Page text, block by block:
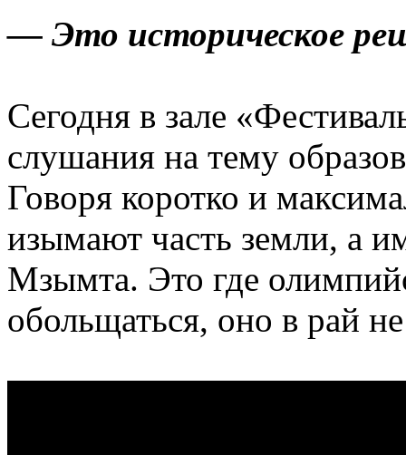
— Это историческое
Сегодня в зале
слушания на тему
Говоря коротко и
изымают часть земли, а
Мзымта. Это где
обольщаться, оно в рай не